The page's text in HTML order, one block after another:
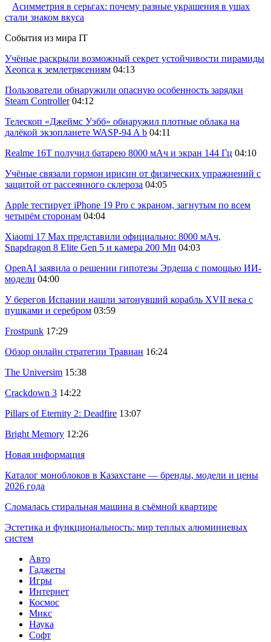
Асимметрия в серьгах: почему разные украшения в ушах
стали знаком вкуса
События из мира IT
Учёные раскрыли возможный секрет устойчивости пирамиды
Хеопса к землетрясениям 04:13
Пользователи обнаружили опасную особенность зарядки
Steam Controller 04:12
Телескоп «Джеймс Уэбб» обнаружил плотные облака на
далёкой экзопланете WASP-94 A b 04:11
Realme 16T получил батарею 8000 мАч и экран 144 Гц 04:10
Учёные связали гормон ирисин от физических упражнений с
защитой от рассеянного склероза 04:05
Apple тестирует iPhone 19 Pro с экраном, загнутым по всем
четырём сторонам 04:04
Xiaomi 17 Max представили официально: 8000 мАч,
Snapdragon 8 Elite Gen 5 и камера 200 Мп 04:03
OpenAI заявила о решении гипотезы Эрдеша с помощью ИИ-
модели 04:00
У берегов Испании нашли затонувший корабль XVII века с
пушками и серебром 03:59
Frostpunk 17:29
Обзор онлайн стратегии Травиан 16:24
The Universim 15:38
Crackdown 3 14:22
Pillars of Eternity 2: Deadfire 13:07
Bright Memory 12:26
Новая информация
Каталог моноблоков в Казахстане — бренды, модели и цены
2026 года
Сломалась стиральная машина в съёмной квартире
Эстетика и функциональность: мир теплых алюминиевых
систем
Авто
Гаджеты
Игры
Интернет
Космос
Микс
Наука
Софт